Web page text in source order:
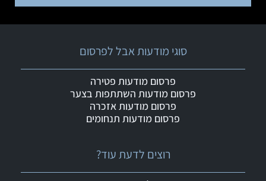
רוצים לדעת עוד?
סוגי מודעות אבל לפרסום
פרסום מודעות פטירה
פרסום מודעות השתתפות בצער
פרסום מודעות אזכרה
פרסום מודעות תנחומים